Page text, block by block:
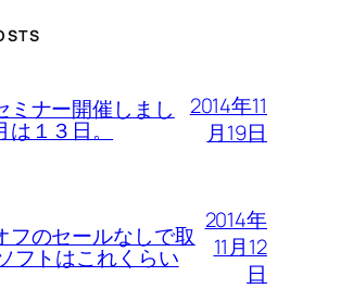
ミナー開催しまし
１３日。
2014年11
月19日
フのセールなしで取
フトはこれくらい
2014年
11月12
日